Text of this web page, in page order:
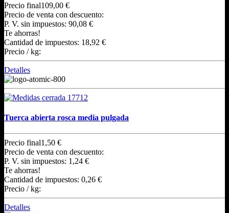
Precio final109,00 €
Precio de venta con descuento:
P. V. sin impuestos: 90,08 €
Te ahorras!
Cantidad de impuestos: 18,92 €
Precio / kg:
Detalles
Tuerca abierta rosca media pulgada
Precio final1,50 €
Precio de venta con descuento:
P. V. sin impuestos: 1,24 €
Te ahorras!
Cantidad de impuestos: 0,26 €
Precio / kg:
Detalles